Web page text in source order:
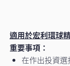
適用於宏利環球
重要事項：
在作出投資